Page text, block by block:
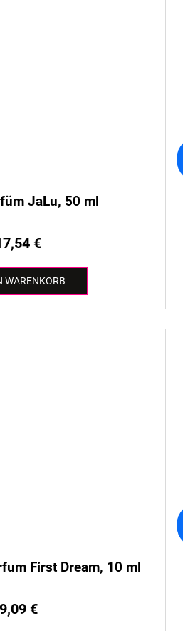
JaLu, 50 ml
€
WARENKORB
First Dream, 10 ml
9,09 €